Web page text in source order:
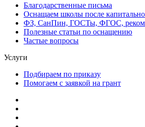
Благодарственные письма
Оснащаем школы после
ФЗ, СанПин, ГОСТы, ФГОС,
Полезные статьи по оснащению
Частые вопросы
Услуги
Подбираем по приказу
Помогаем с заявкой на грант